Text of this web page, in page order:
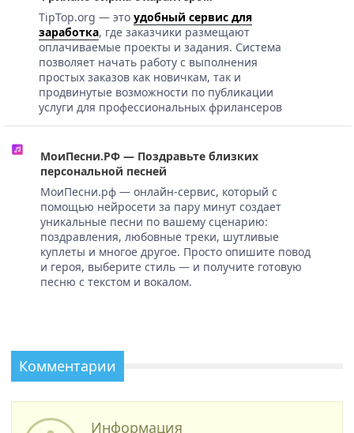
TipTop.org — это удобный сервис для
заработка, где заказчики размещают
оплачиваемые проекты и задания. Система
позволяет начать работу с выполнения
простых заказов как новичкам, так и
продвинутые возможности по публикации
услуги для профессиональных фрилансеров
МоиПесни.РФ — Поздравьте близких
персональной песней
МоиПесни.рф — онлайн-сервис, который с
помощью нейросети за пару минут создает
уникальные песни по вашему сценарию:
поздравления, любовные треки, шутливые
куплеты и многое другое. Просто опишите повод
и героя, выберите стиль — и получите готовую
песню с текстом и вокалом.
Комментарии
Информация